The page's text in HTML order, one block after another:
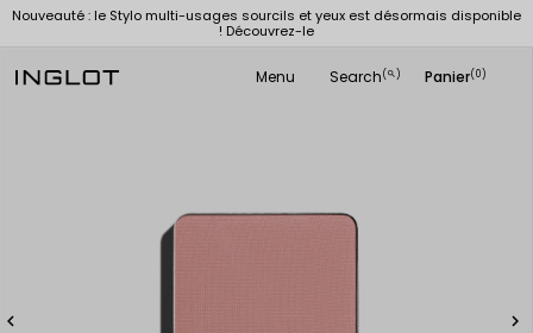
Nouveauté : le Stylo multi-usages sourcils et yeux est désormais disponible
! Découvrez-le
Menu Search(
search ) Panier(0)
 